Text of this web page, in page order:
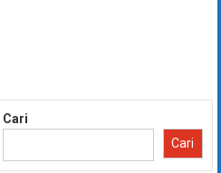
Cari
Cari